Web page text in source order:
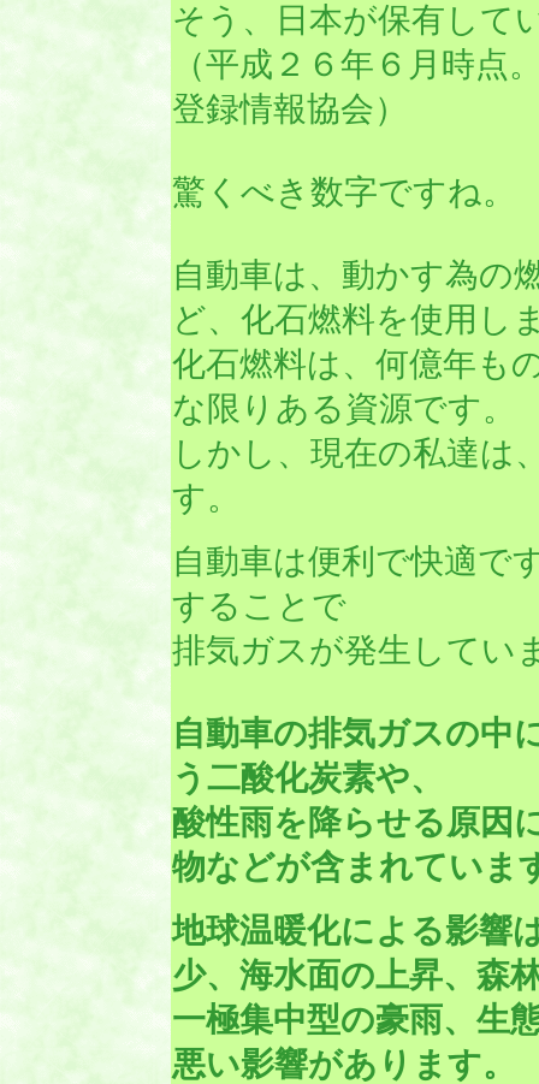
そう、日本が保有して
（平成２６年６月時
登録情報協会）
驚くべき数字ですね。
自動車は、動かす為の
ど、化石燃料を使用し
化石燃料は、何億年も
な限りある資源です。
しかし、現在の私達は
す。
自動車は便利で快適で
することで
排気ガスが発生してい
自動車の排気ガスの中
う二酸化炭素や、
酸性雨を降らせる原因
物などが含まれていま
地球温暖化による影響
少、海水面の上昇、森
一極集中型の豪雨、生
悪い影響があります。